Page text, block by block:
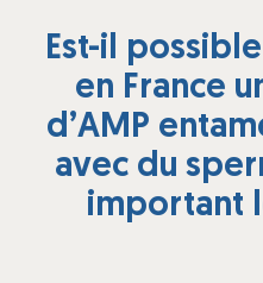
Est-il
en France
d’AMP
avec du
important